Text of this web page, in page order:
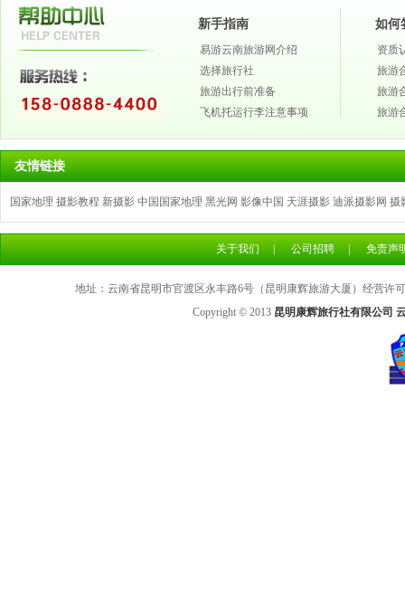
新手指南
易游云南旅游网介绍
选择旅行社
旅游出行前准备
飞机托运行李注意事项
如何
资质
旅游
旅游
旅游
友情链接
国家地理 摄影教程 新摄影 中国国家地理 黑光网 影像中国 天涯摄影 迪派摄影网 摄
关于我们 公司招聘 免责声
地址：云南省昆明市官渡区永丰路6号（昆明康辉旅游大厦）经营许
Copyright © 2013 昆明康辉旅行社有限公司